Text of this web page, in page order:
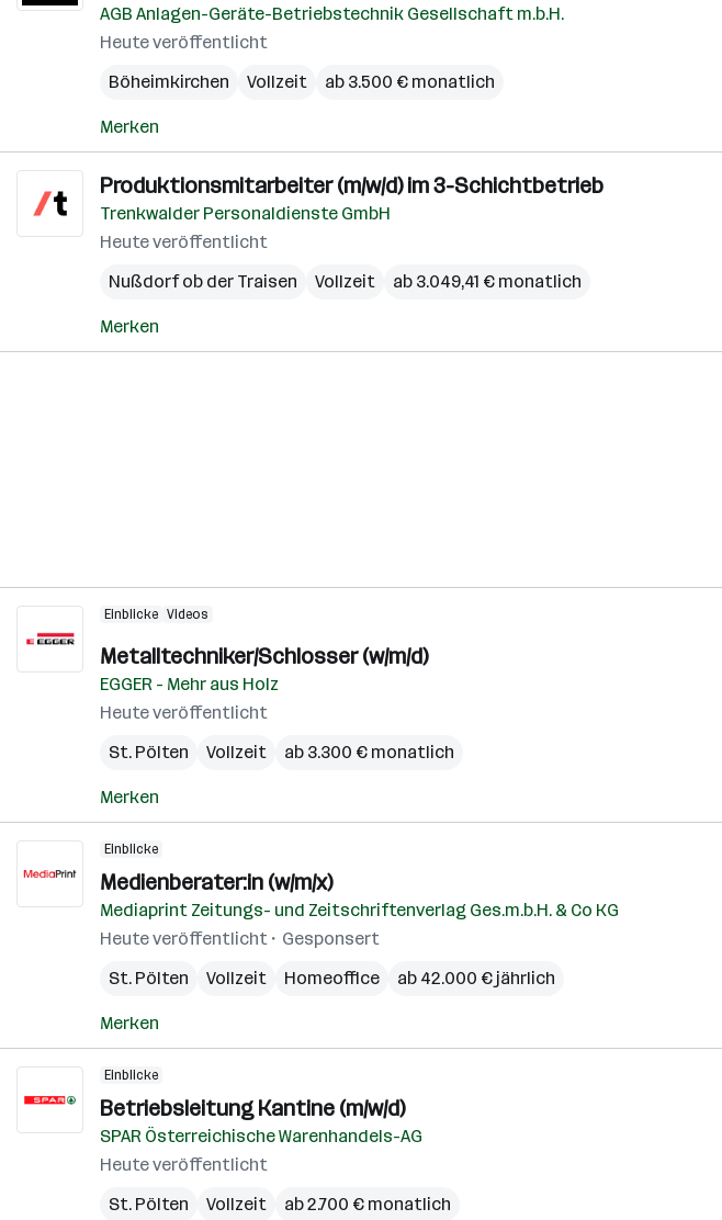
AGB Anlagen-Geräte-Betriebstechnik Gesellschaft m.b.H.
Heute veröffentlicht
Böheimkirchen
Vollzeit ab 3.500 € monatlich
Merken
Produktionsmitarbeiter (m/w/d) im 3-Schichtbetrieb
Trenkwalder Personaldienste GmbH
Heute veröffentlicht
Nußdorf ob der Traisen
Vollzeit ab 3.049,41 € monatlich
Merken
Einblicke Videos
Metalltechniker/Schlosser (w/m/d)
EGGER - Mehr aus Holz
Heute veröffentlicht
St. Pölten
Vollzeit ab 3.300 € monatlich
Merken
Einblicke
Medienberater:in (w/m/x)
Mediaprint Zeitungs- und Zeitschriftenverlag Ges.m.b.H. & Co KG
Heute veröffentlicht
Gesponsert
St. Pölten
Vollzeit Homeoffice ab 42.000 € jährlich
Merken
Einblicke
Betriebsleitung Kantine (m/w/d)
SPAR Österreichische Warenhandels-AG
Heute veröffentlicht
St. Pölten
Vollzeit ab 2.700 € monatlich